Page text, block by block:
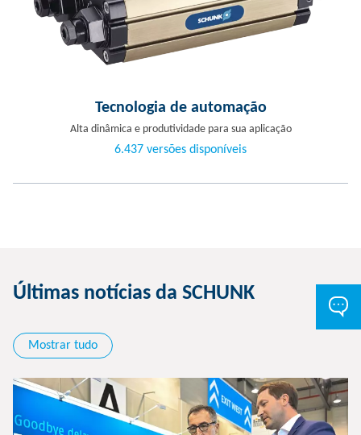
Tecnologia de automação
Alta dinâmica e produtividade para sua aplicação
6.437 versões disponíveis
Últimas notícias da SCHUNK
Mostrar tudo